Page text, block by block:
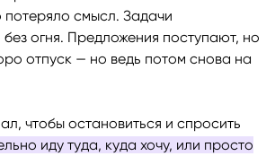
потеряло смысл. Задачи
огня. Предложения поступают, но
отпуск — но ведь потом снова на
чтобы остановиться и спросить
иду туда, куда хочу, или просто